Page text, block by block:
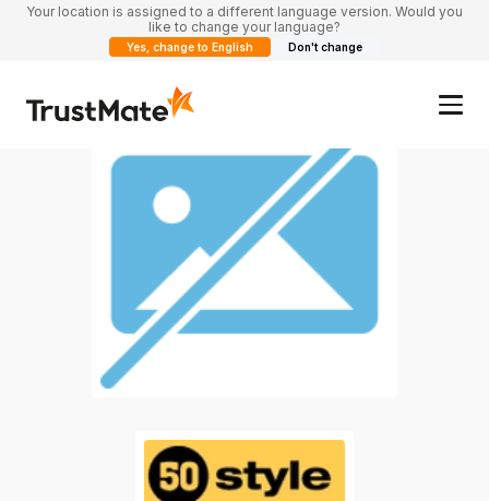
Your location is assigned to a different language version. Would you
like to change your language?
Yes, change to English Don't change